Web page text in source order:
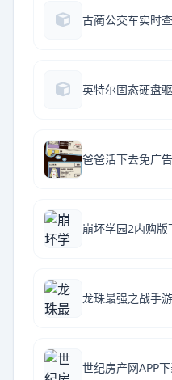
爸爸活下去免广